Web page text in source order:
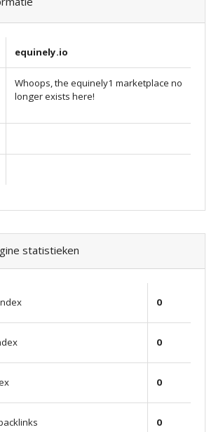
equinely.io
Whoops, the equinely1 marketplace no
longer exists here!
statistieken
0
0
0
0